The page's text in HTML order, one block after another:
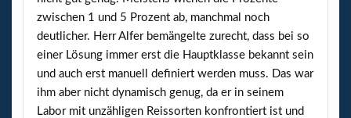
zwischen 1 und 5 Prozent ab, manchmal noch
deutlicher. Herr Alfer bemängelte zurecht, dass bei so
einer Lösung immer erst die Hauptklasse bekannt sein
und auch erst manuell definiert werden muss. Das war
ihm aber nicht dynamisch genug, da er in seinem
Labor mit unzähligen Reissorten konfrontiert ist und